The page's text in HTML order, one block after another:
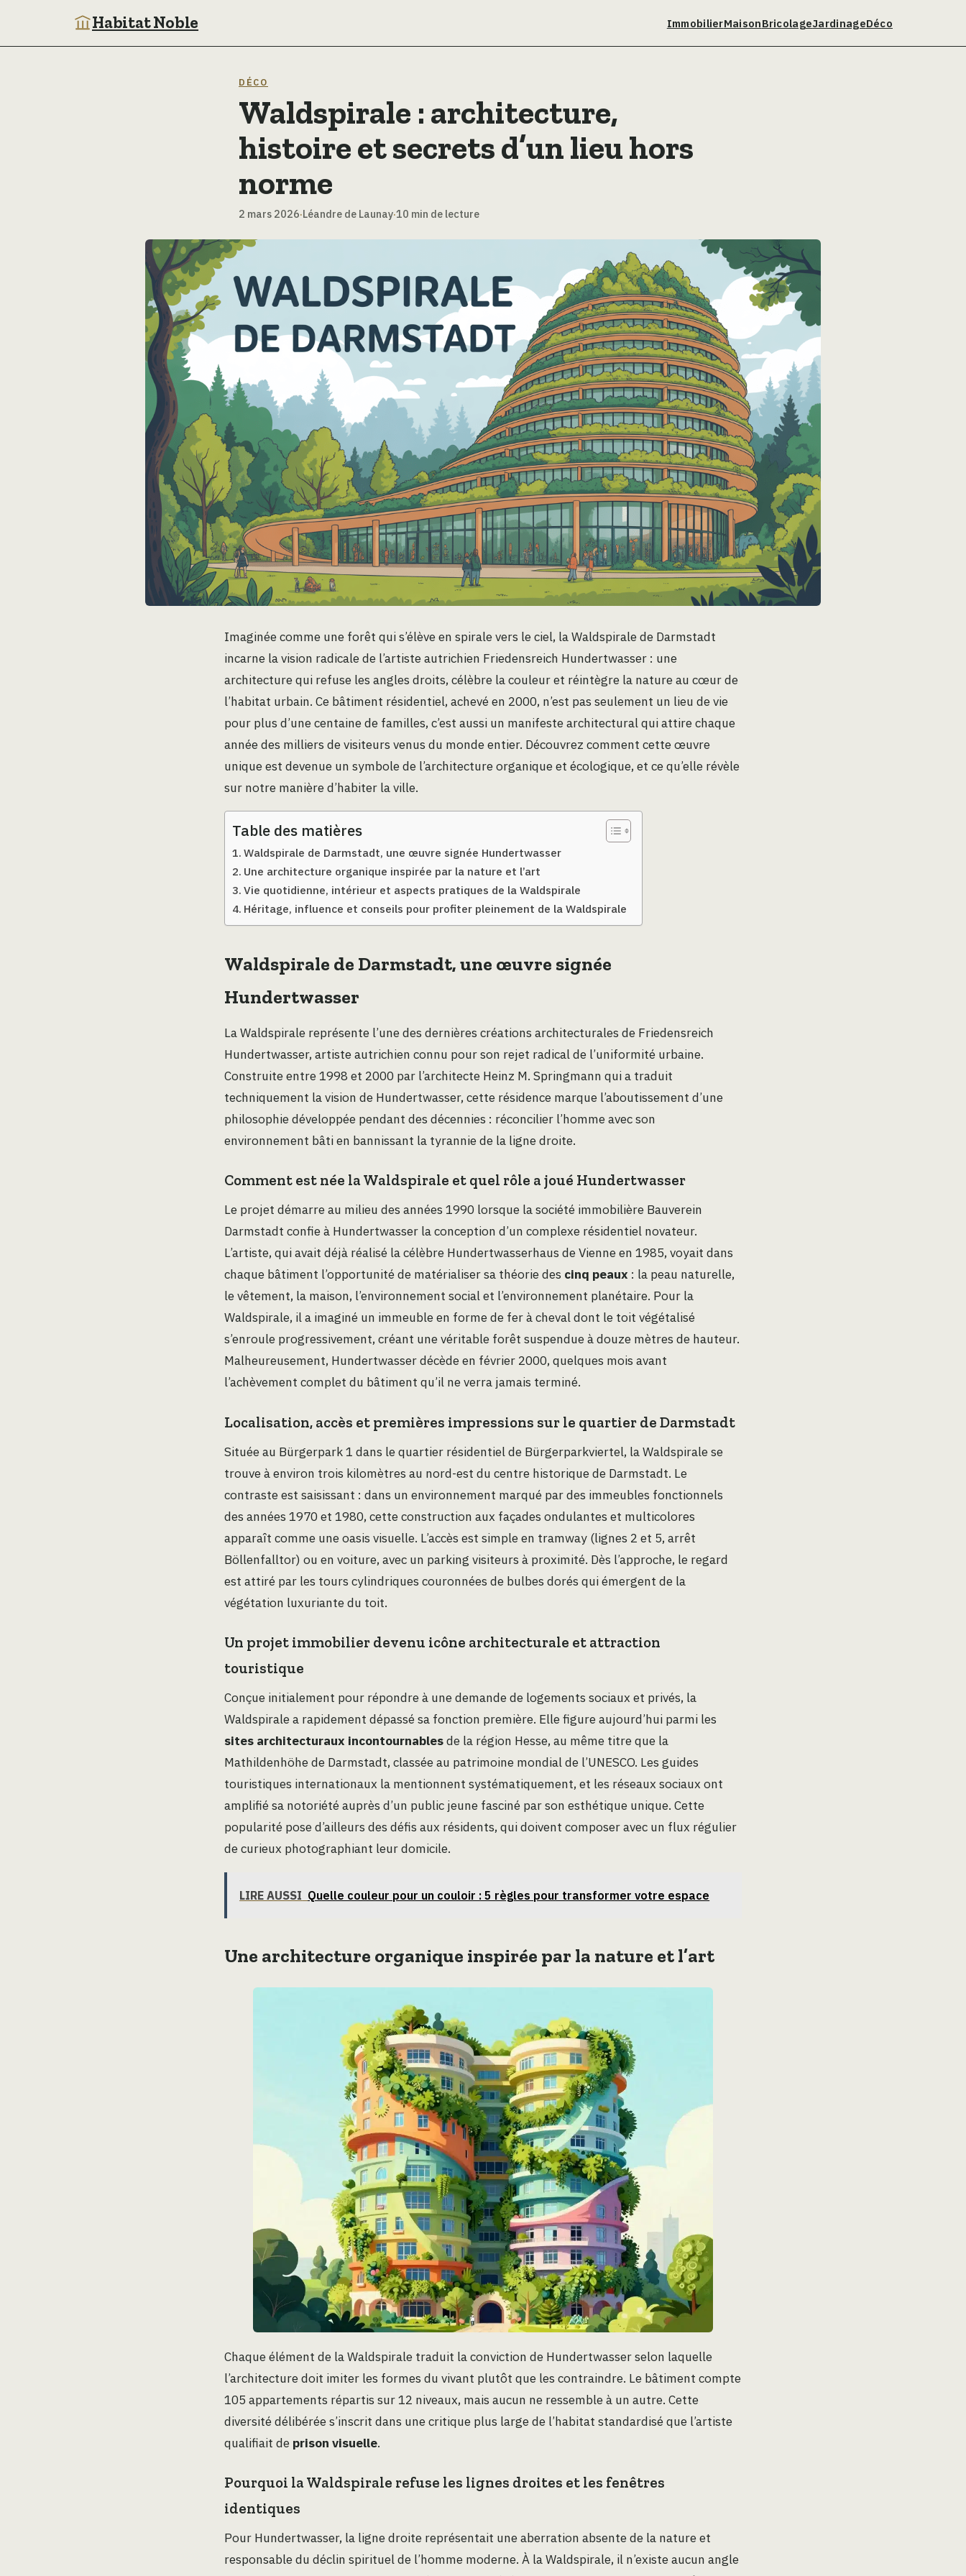
Habitat Noble ImmobilierMaisonBricolageJardinageDéco
DÉCO
Waldspirale : architecture,
histoire et secrets d’un lieu hors
norme
2 mars 2026·Léandre de Launay·10 min de lecture
Imaginée comme une forêt qui s’élève en spirale vers le ciel, la Waldspirale de Darmstadt
incarne la vision radicale de l’artiste autrichien Friedensreich Hundertwasser : une
architecture qui refuse les angles droits, célèbre la couleur et réintègre la nature au cœur de
l’habitat urbain. Ce bâtiment résidentiel, achevé en 2000, n’est pas seulement un lieu de vie
pour plus d’une centaine de familles, c’est aussi un manifeste architectural qui attire chaque
année des milliers de visiteurs venus du monde entier. Découvrez comment cette œuvre
unique est devenue un symbole de l’architecture organique et écologique, et ce qu’elle révèle
sur notre manière d’habiter la ville.
Table des matières
Waldspirale de Darmstadt, une œuvre signée Hundertwasser
Une architecture organique inspirée par la nature et l’art
Vie quotidienne, intérieur et aspects pratiques de la Waldspirale
Héritage, influence et conseils pour profiter pleinement de la Waldspirale
Waldspirale de Darmstadt, une œuvre signée
Hundertwasser
La Waldspirale représente l’une des dernières créations architecturales de Friedensreich
Hundertwasser, artiste autrichien connu pour son rejet radical de l’uniformité urbaine.
Construite entre 1998 et 2000 par l’architecte Heinz M. Springmann qui a traduit
techniquement la vision de Hundertwasser, cette résidence marque l’aboutissement d’une
philosophie développée pendant des décennies : réconcilier l’homme avec son
environnement bâti en bannissant la tyrannie de la ligne droite.
Comment est née la Waldspirale et quel rôle a joué Hundertwasser
Le projet démarre au milieu des années 1990 lorsque la société immobilière Bauverein
Darmstadt confie à Hundertwasser la conception d’un complexe résidentiel novateur.
L’artiste, qui avait déjà réalisé la célèbre Hundertwasserhaus de Vienne en 1985, voyait dans
chaque bâtiment l’opportunité de matérialiser sa théorie des cinq peaux : la peau naturelle,
le vêtement, la maison, l’environnement social et l’environnement planétaire. Pour la
Waldspirale, il a imaginé un immeuble en forme de fer à cheval dont le toit végétalisé
s’enroule progressivement, créant une véritable forêt suspendue à douze mètres de hauteur.
Malheureusement, Hundertwasser décède en février 2000, quelques mois avant
l’achèvement complet du bâtiment qu’il ne verra jamais terminé.
Localisation, accès et premières impressions sur le quartier de Darmstadt
Située au Bürgerpark 1 dans le quartier résidentiel de Bürgerparkviertel, la Waldspirale se
trouve à environ trois kilomètres au nord-est du centre historique de Darmstadt. Le
contraste est saisissant : dans un environnement marqué par des immeubles fonctionnels
des années 1970 et 1980, cette construction aux façades ondulantes et multicolores
apparaît comme une oasis visuelle. L’accès est simple en tramway (lignes 2 et 5, arrêt
Böllenfalltor) ou en voiture, avec un parking visiteurs à proximité. Dès l’approche, le regard
est attiré par les tours cylindriques couronnées de bulbes dorés qui émergent de la
végétation luxuriante du toit.
Un projet immobilier devenu icône architecturale et attraction
touristique
Conçue initialement pour répondre à une demande de logements sociaux et privés, la
Waldspirale a rapidement dépassé sa fonction première. Elle figure aujourd’hui parmi les
sites architecturaux incontournablesde la région Hesse, au même titre que la
Mathildenhöhe de Darmstadt, classée au patrimoine mondial de l’UNESCO. Les guides
touristiques internationaux la mentionnent systématiquement, et les réseaux sociaux ont
amplifié sa notoriété auprès d’un public jeune fasciné par son esthétique unique. Cette
popularité pose d’ailleurs des défis aux résidents, qui doivent composer avec un flux régulier
de curieux photographiant leur domicile.
LIRE AUSSI Quelle couleur pour un couloir : 5 règles pour transformer votre espace
Une architecture organique inspirée par la nature et l’art
Chaque élément de la Waldspirale traduit la conviction de Hundertwasser selon laquelle
l’architecture doit imiter les formes du vivant plutôt que les contraindre. Le bâtiment compte
105 appartements répartis sur 12 niveaux, mais aucun ne ressemble à un autre. Cette
diversité délibérée s’inscrit dans une critique plus large de l’habitat standardisé que l’artiste
qualifiait de prison visuelle.
Pourquoi la Waldspirale refuse les lignes droites et les fenêtres
identiques
Pour Hundertwasser, la ligne droite représentait une aberration absente de la nature et
responsable du déclin spirituel de l’homme moderne. À la Waldspirale, il n’existe aucun angle